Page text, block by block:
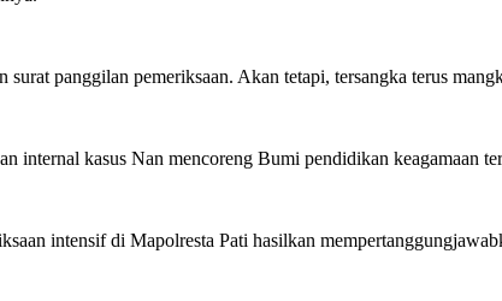
panggilan pemeriksaan. Akan tetapi, tersangka terus
internal kasus Nan mencoreng Bumi pendidikan keagamaan
intensif di Mapolresta Pati hasilkan